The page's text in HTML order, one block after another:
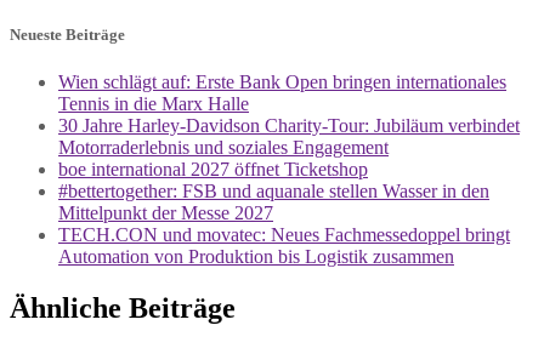
Neueste Beiträge
Wien schlägt auf: Erste Bank Open bringen internationales
Tennis in die Marx Halle
30 Jahre Harley-Davidson Charity-Tour: Jubiläum verbindet
Motorraderlebnis und soziales Engagement
boe international 2027 öffnet Ticketshop
#bettertogether: FSB und aquanale stellen Wasser in den
Mittelpunkt der Messe 2027
TECH.CON und movatec: Neues Fachmessedoppel bringt
Automation von Produktion bis Logistik zusammen
Ähnliche Beiträge